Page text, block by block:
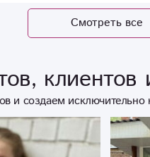
Смотреть все
создаем